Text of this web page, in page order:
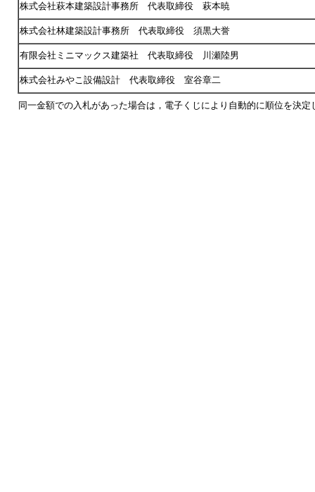
株式会社萩本建築設計事務所 代表取締役 萩本暁
株式会社林建築設計事務所 代表取締役 須黒大誉
有限会社ミニマックス建築社 代表取締役 川瀬陸男
株式会社みやこ設備設計 代表取締役 室谷章二
同一金額での入札があった場合は，電子くじにより自動的に順位を決定